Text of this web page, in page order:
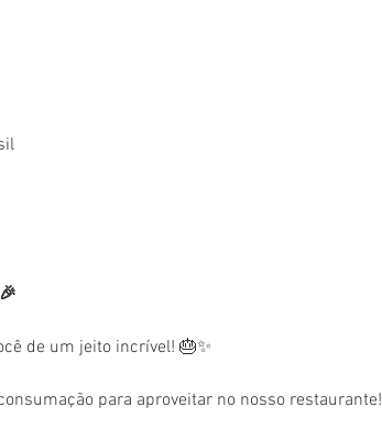
de um jeito incrível! 🎂✨
para aproveitar no nosso restaurante!